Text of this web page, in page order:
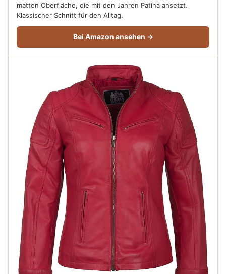
matten Oberfläche, die mit den Jahren Patina ansetzt.
Klassischer Schnitt für den Alltag.
Bei Amazon ansehen →